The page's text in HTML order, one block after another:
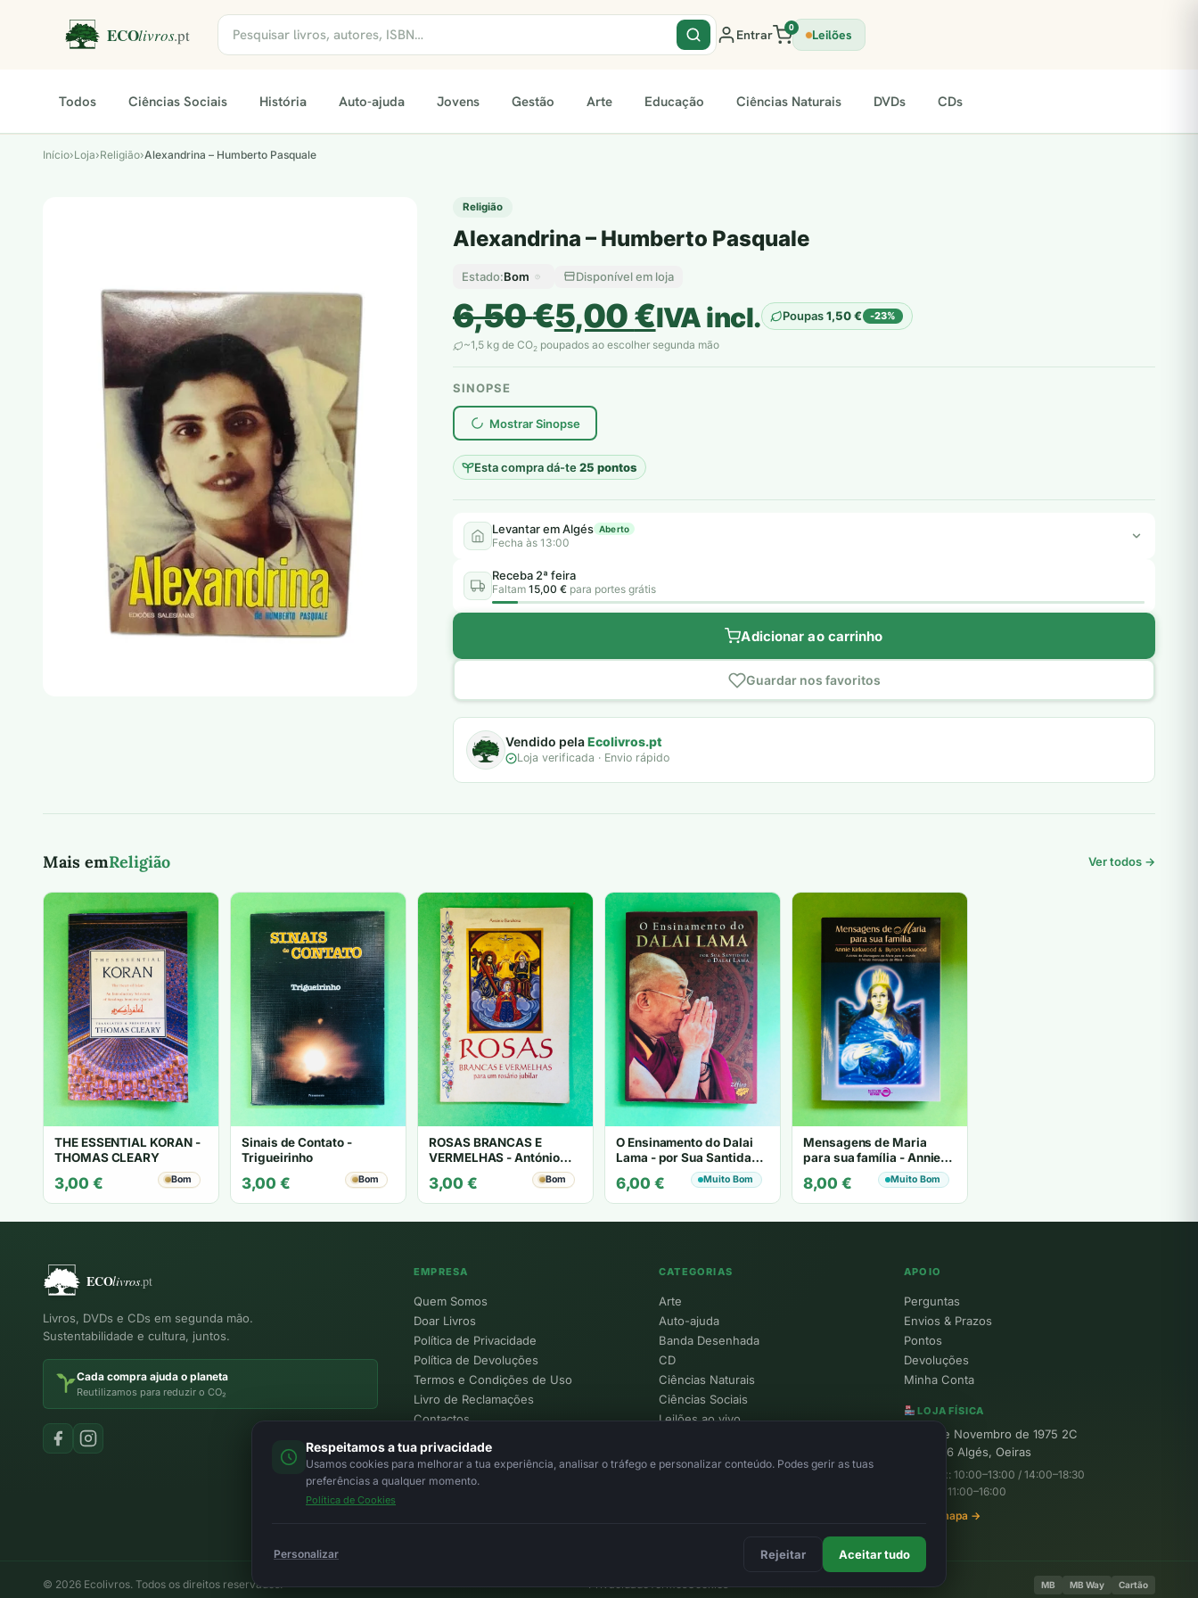
Entrar 0 Leilões
Todos Ciências Sociais História Auto-ajuda Jovens Gestão Arte Educação Ciências Naturais DVDs CDs
Início›Loja›Religião›Alexandrina – Humberto Pasquale
Religião
Alexandrina – Humberto Pasquale
Estado:Bom Disponível em loja
6,50€
O
preço
original
era:
6,50 €.
5,00€
O
preço
atual
é:
5,00 €.
IVA incl. Poupas1,50€ -23%
~1,5 kg de CO2 poupados ao escolher segunda mão
SINOPSE
Mostrar Sinopse
Esta compra dá-te25 pontos
plantar árvores reais
Levantar em Algés Aberto
Fecha às 13:00
Receba 2ª feira
Faltam 15,00 € para portes grátis
Adicionar ao carrinho
Guardar nos favoritos
Vendido pelaEcolivros.pt
Loja verificada · Envio rápido
Mais emReligião Ver todos →
THE ESSENTIAL KORAN -
THOMAS CLEARY
3,00 € Bom
Sinais de Contato -
Trigueirinho
3,00 € Bom
ROSAS BRANCAS E
VERMELHAS - António
3,00 € Bom
O Ensinamento do Dalai
Lama - por Sua Santidade
6,00 € Muito Bom
Mensagens de Maria
para sua família - Annie
Kirkwood & Byron
Kirkwood
8,00 € Muito Bom
Livros, DVDs e CDs em segunda mão.
Sustentabilidade e cultura, juntos.
Cada compra ajuda o planeta
Reutilizamos para reduzir o CO₂
EMPRESA
Quem Somos
Doar Livros
Política de Privacidade
Política de Devoluções
Termos e Condições de Uso
Livro de Reclamações
Contactos
CATEGORIAS
Arte
Auto-ajuda
Banda Desenhada
CD
Ciências Naturais
Ciências Sociais
Leilões ao vivo
APOIO
Perguntas
Envios & Prazos
Pontos
Devoluções
Minha Conta
LOJA FÍSICA
R. 25 de Novembro de 1975 2C
1495-156 Algés, Oeiras
Seg–Sex: 10:00–13:00 / 14:00–18:30
Sábado: 11:00–16:00
Ver no mapa →
© 2026 Ecolivros. Todos os direitos reservados. PrivacidadeTermosCookies MB MB Way Cartão
Respeitamos a tua privacidade
Usamos cookies para melhorar a tua experiência, analisar o tráfego e personalizar conteúdo. Podes gerir as tuas
preferências a qualquer momento.
Política de Cookies
Personalizar Rejeitar Aceitar tudo